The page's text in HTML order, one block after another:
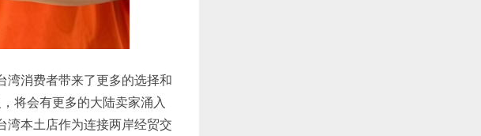
湾消费者带来了更多的选择和
将会有更多的大陆卖家涌入
湾本土店作为连接两岸经贸交